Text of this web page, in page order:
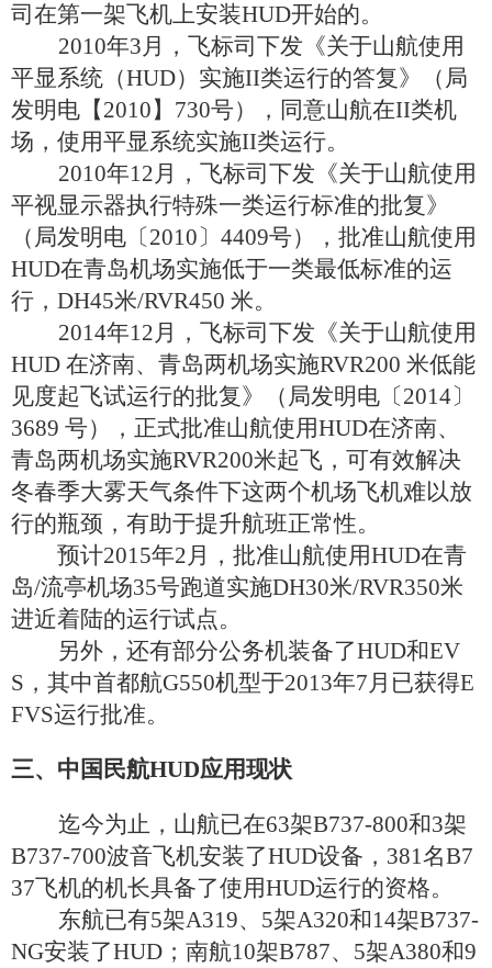
司在第一架飞机上安装HUD开始的。
2010年3月，飞标司下发《关于山航使用
平显系统（HUD）实施II类运行的答复》（局
发明电【2010】 730号），同意山航在II类机
场，使用平显系统实施II类运行。
2010年12月，飞标司下发《关于山航使用
平视显示器执行特殊一类运行标准的批复》
（局发明电〔2010〕 4409号），批准山航使用
HUD在青岛机场实施低于一类最低标准的运
行， DH45米/RVR450 米。
2014年12月，飞标司下发《关于山航使用
HUD 在济南、青岛两机场实施RVR200 米低能
见度起飞试运行的批复》（局发明电〔2014〕
3689 号），正式批准山航使用HUD在济南、
青岛两机场实施RVR200米起飞，可有效解决
冬春季大雾天气条件下这两个机场飞机难以放
行的瓶颈，有助于提升航班正常性。
预计2015年2月，批准山航使用HUD在青
岛/流亭机场35号跑道实施DH30米/RVR350米
进近着陆的运行试点。
另外，还有部分公务机装备了HUD和EV
S ，其中首都航G550机型于2013年7月已获得E
FVS运行批准。
三、中国民航HUD应用现状
迄今为止，山航已在63架B737-800和3架
B737-700波音飞机安装了HUD设备， 381名B7
37飞机的机长具备了使用HUD运行的资格。
东航已有5架A319、 5架A320和14架B737-
NG安装了HUD ；南航10架B787、 5架A380和9